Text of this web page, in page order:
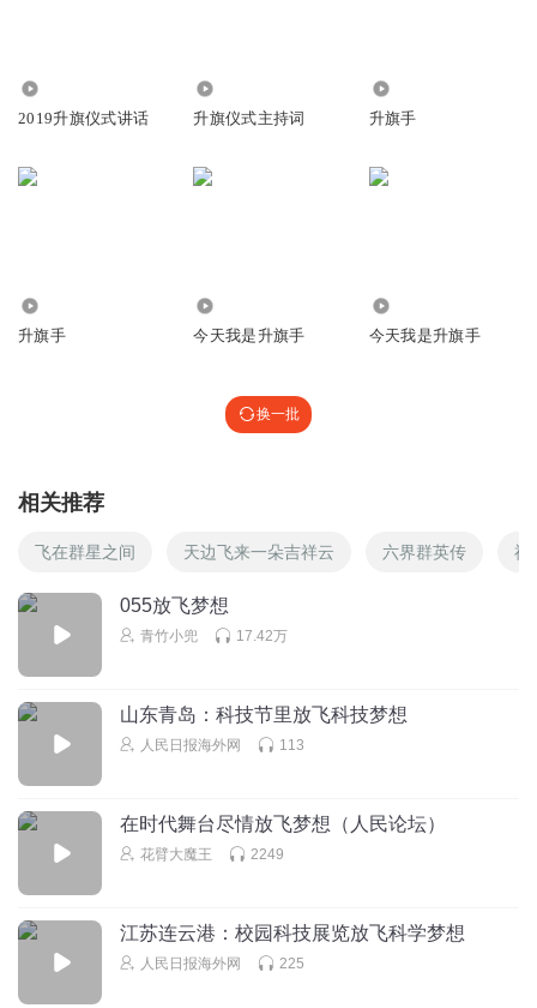
2019升旗仪式讲话 升旗仪式主持词 升旗手
升旗手 今天我是升旗手 今天我是升旗手
换一批
相关推荐
飞在群星之间 天边飞来一朵吉祥云 六界群英传 神
055放飞梦想
青竹小兜 17.42万
山东青岛：科技节里放飞科技梦想
人民日报海外网 113
在时代舞台尽情放飞梦想（人民论坛）
花臂大魔王 2249
江苏连云港：校园科技展览放飞科学梦想
人民日报海外网 225